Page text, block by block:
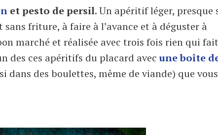
et pesto de persil. Un apéritif léger, presque
friture, à faire à l’avance et à déguster à
marché et réalisée avec trois fois rien qui
des ces apéritifs du placard avecune boîte
dans des boulettes, même de viande) que vous